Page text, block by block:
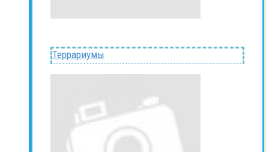
Террариумы